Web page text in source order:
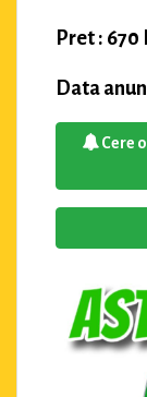
Pret : 670
Data
Cere